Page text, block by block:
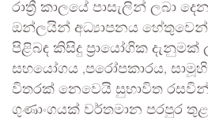
රාත්‍රී කාලයේ පාසැලින් ලබා
ඔන්ලයින් අධ්‍යාපනය හේතුවෙන්
පිළිබඳ කිසිදු ප්‍රායෝගික දැනුමක්
සහයෝගය ,පරෝපකාරය,
විතරක් නෙවෙයි සුභාවිත
ගුණාංගයක් වර්තමාන පරපුර